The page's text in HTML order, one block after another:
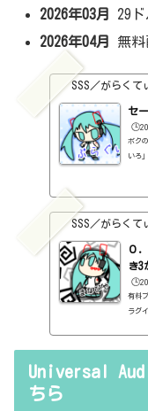
2026年03月
29ド
2026年04月
無料
SSS／がらくて
セ
ボク
いろ
録は
表示
です
SSS／がらくて
０
き3
有料
ラグ
ンの
Universal
ちら